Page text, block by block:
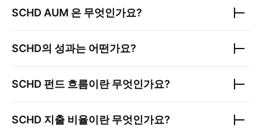
SCHD AUM 은 무엇인가요?
SCHD의 성과는 어떤가요?
SCHD 펀드 흐름이란 무엇인가요?
SCHD 지출 비율이란 무엇인가요?